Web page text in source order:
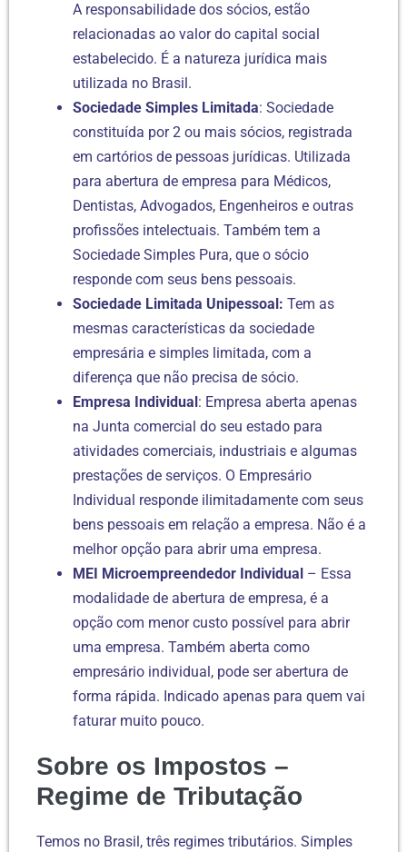
A responsabilidade dos sócios, estão
relacionadas ao valor do capital social
estabelecido. É a natureza jurídica mais
utilizada no Brasil.
Sociedade Simples Limitada: Sociedade
constituída por 2 ou mais sócios, registrada
em cartórios de pessoas jurídicas. Utilizada
para abertura de empresa para Médicos,
Dentistas, Advogados, Engenheiros e outras
profissões intelectuais. Também tem a
Sociedade Simples Pura, que o sócio
responde com seus bens pessoais.
Sociedade Limitada Unipessoal: Tem as
mesmas características da sociedade
empresária e simples limitada, com a
diferença que não precisa de sócio.
Empresa Individual : Empresa aberta apenas
na Junta comercial do seu estado para
atividades comerciais, industriais e algumas
prestações de serviços. O Empresário
Individual responde ilimitadamente com seus
bens pessoais em relação a empresa. Não é a
melhor opção para abrir uma empresa.
MEI Microempreendedor Individual – Essa
modalidade de abertura de empresa, é a
opção com menor custo possível para abrir
uma empresa. Também aberta como
empresário individual, pode ser abertura de
forma rápida. Indicado apenas para quem vai
faturar muito pouco.
Sobre os Impostos –
Regime de Tributação
Temos no Brasil, três regimes tributários. Simples